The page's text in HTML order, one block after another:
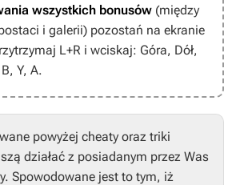
wszystkich bonusów (między
i galerii) pozostań na ekranie
L+R i wciskaj: Góra, Dół,
Y, A.
powyżej cheaty oraz triki
działać z posiadanym przez Was
Spowodowane jest to tym, iż